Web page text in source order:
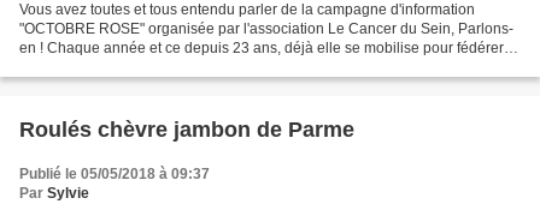
Vous avez toutes et tous entendu parler de la campagne d'information
"OCTOBRE ROSE" organisée par l'association Le Cancer du Sein, Parlons-
en ! Chaque année et ce depuis 23 ans, déjà elle se mobilise pour fédérer et
Roulés chèvre jambon de Parme
Publié le 05/05/2018 à 09:37
Par Sylvie